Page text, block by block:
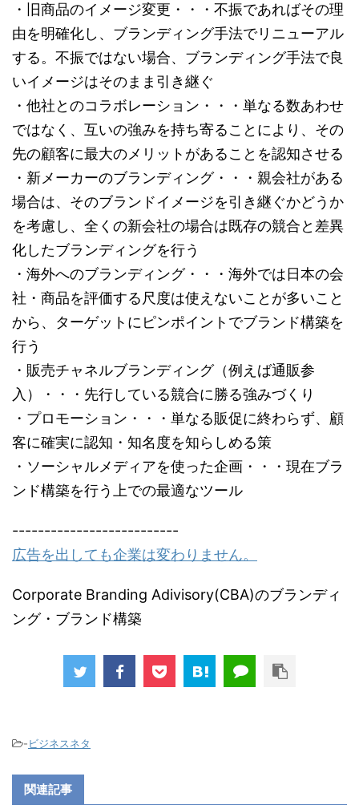
・旧商品のイメージ変更・・・不振であればその理
由を明確化し、ブランディング手法でリニューアル
する。不振ではない場合、ブランディング手法で良
いイメージはそのまま引き継ぐ
・他社とのコラボレーション・・・単なる数あわせ
ではなく、互いの強みを持ち寄ることにより、その
先の顧客に最大のメリットがあることを認知させる
・新メーカーのブランディング・・・親会社がある
場合は、そのブランドイメージを引き継ぐかどうか
を考慮し、全くの新会社の場合は既存の競合と差異
化したブランディングを行う
・海外へのブランディング・・・海外では日本の会
社・商品を評価する尺度は使えないことが多いこと
から、ターゲットにピンポイントでブランド構築を
行う
・販売チャネルブランディング（例えば通販参
入）・・・先行している競合に勝る強みづくり
・プロモーション・・・単なる販促に終わらず、顧
客に確実に認知・知名度を知らしめる策
・ソーシャルメディアを使った企画・・・現在ブラ
ンド構築を行う上での最適なツール
--------------------------
広告を出しても企業は変わりません。
Corporate Branding Adivisory(CBA)のブランディ
ング・ブランド構築
-ビジネスネタ
関連記事